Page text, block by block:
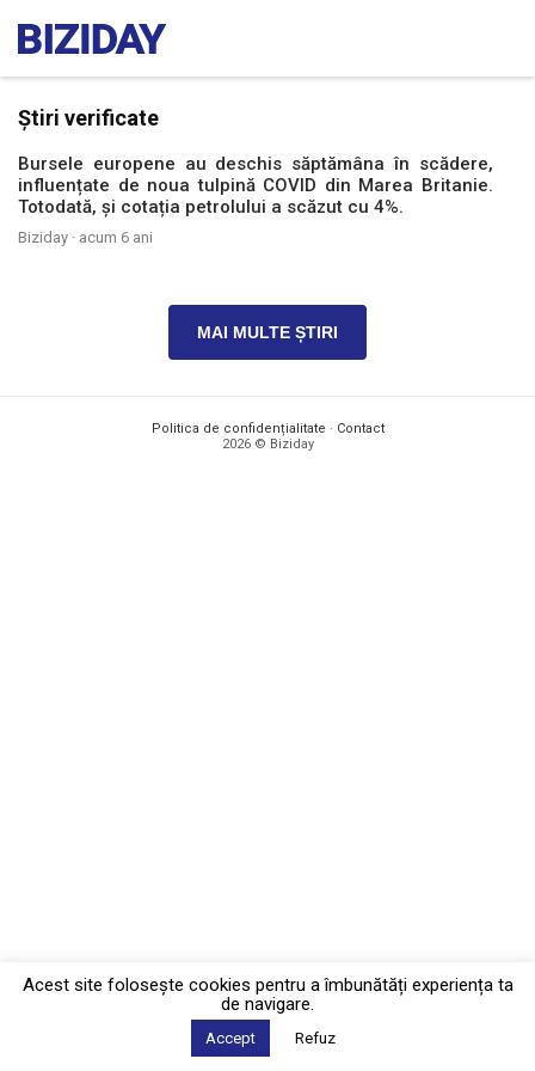
Știri verificate
Bursele europene au deschis săptămâna în scădere,
influențate de noua tulpină COVID din Marea Britanie.
Totodată, și cotația petrolului a scăzut cu 4%.
Biziday · acum 6 ani
MAI MULTE ȘTIRI
Politica de confidențialitate · Contact
2026 © Biziday
Acest site foloseşte cookies pentru a îmbunătăți experiența ta
de navigare.
Accept Refuz